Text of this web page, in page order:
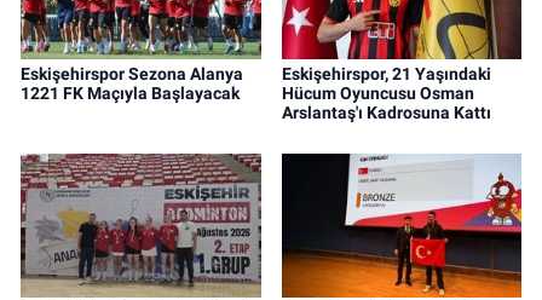
Eskişehirspor Sezona Alanya
1221 FK Maçıyla Başlayacak
Eskişehirspor, 21 Yaşındaki
Hücum Oyuncusu Osman
Arslantaş'ı Kadrosuna Kattı